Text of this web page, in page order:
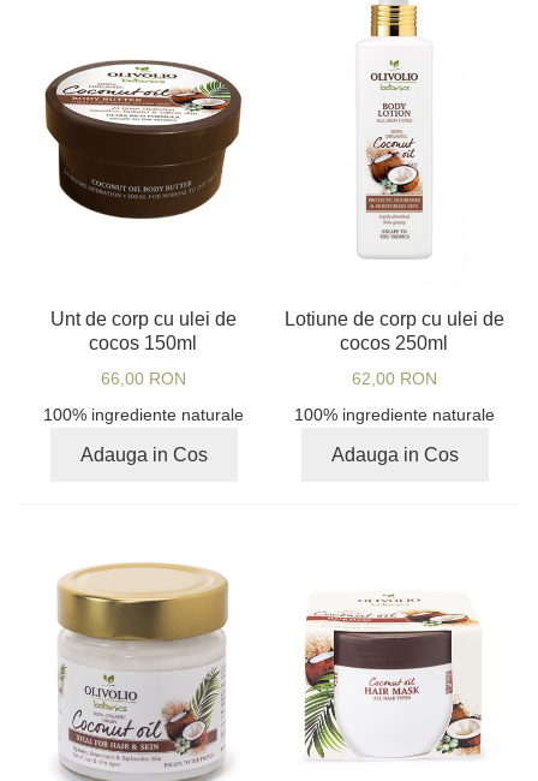
Unt de corp cu ulei de
cocos 150ml
66,00 RON
100% ingrediente naturale
Adauga in Cos
Lotiune de corp cu ulei de
cocos 250ml
62,00 RON
100% ingrediente naturale
Adauga in Cos